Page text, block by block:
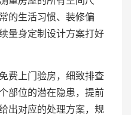
的生活习惯、装修偏
量身定制设计方案打好
费上门验房，细致排查
部位的潜在隐患，提前
出对应的处理方案，规